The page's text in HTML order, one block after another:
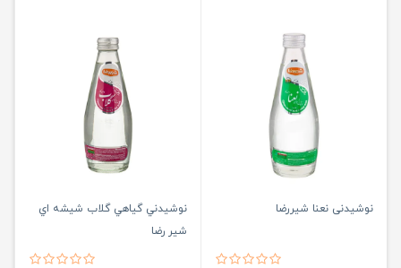
نوشیدنی نعنا شیررضا
نوشيدني گياهي گلاب شيشه اي
شير رضا